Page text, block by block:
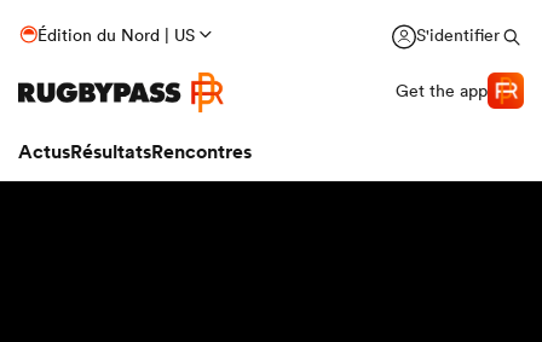
Édition du Nord | US S'identifier
Get the app
ActusRésultatsRencontres